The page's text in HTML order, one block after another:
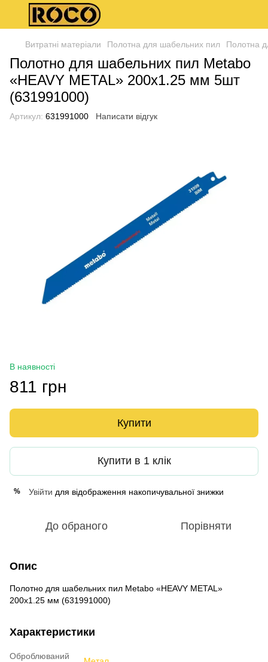
Витратні матеріали Полотна для шабельних пил Полотна
Полотно для шабельних пил Metabo
«HEAVY METAL» 200х1.25 мм 5шт
(631991000)
Артикул: 631991000 Написати відгук
В наявності
811 грн
Купити
Купити в 1 клік
% Увійти для відображення накопичувальної знижки
До обраного Порівняти
Опис
Полотно для шабельних пил Metabo «HEAVY METAL»
200х1.25 мм (631991000)
Характеристики
Оброблюваний